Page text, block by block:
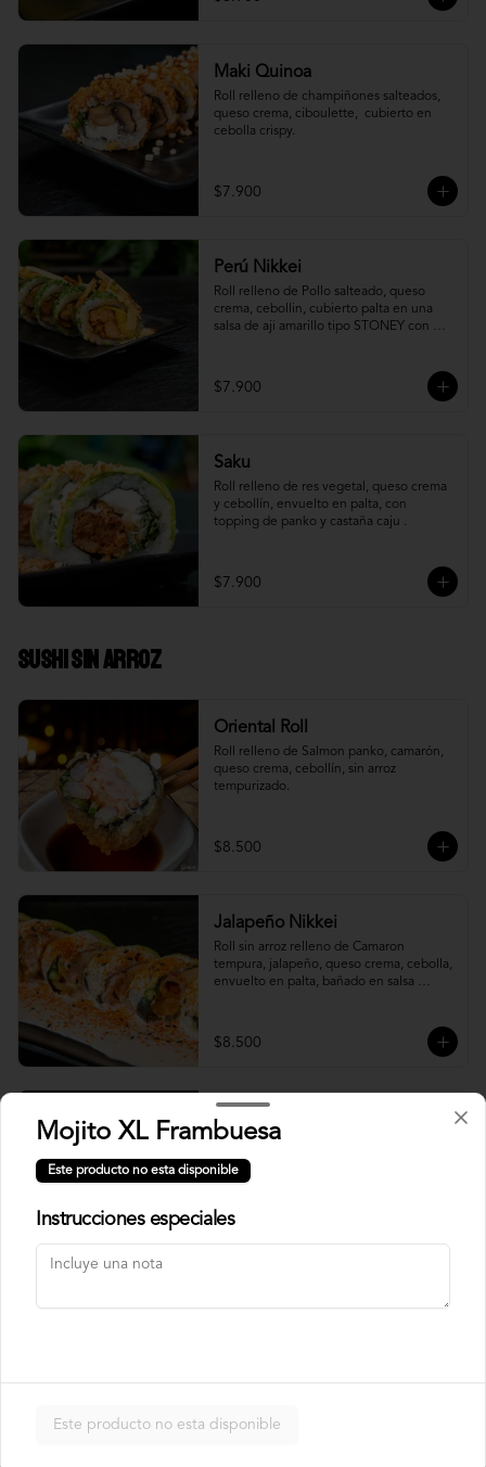
Maki Quinoa
​Roll relleno de champiñones salteados,
queso crema, ciboulette,  cubierto en
cebolla crispy.
$7.900
Perú Nikkei
Roll relleno de Pollo salteado, queso
crema, cebollin, cubierto palta en una
salsa de aji amarillo tipo STONEY con
$7.900
Saku
Roll relleno de res vegetal, queso crema
y cebollín, envuelto en palta, con
topping de panko y castaña caju .
$7.900
Sushi Sin Arroz
Oriental Roll
Roll relleno de Salmon panko, camarón,
queso crema, cebollín, sin arroz
tempurizado.
$8.500
Jalapeño Nikkei
Roll sin arroz relleno de Camaron
tempura, jalapeño, queso crema, cebolla,
envuelto en palta, bañado en salsa
$8.500
Usuba
Roll relleno de salmón, camarón, queso
crema y plata, envuelto en laminas de
salmón fresco.
Korean Roll
$8.500
Mojito XL Frambuesa
Este producto no esta disponible
Instrucciones especiales
Este producto no esta disponible